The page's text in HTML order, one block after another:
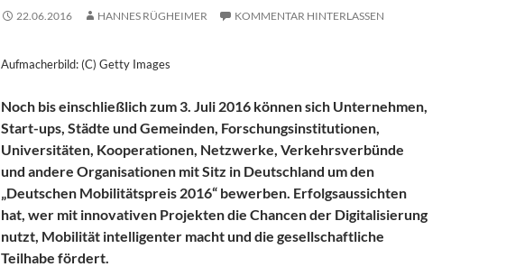
22.06.2016 HANNES RÜGHEIMER KOMMENTAR HINTERLASSEN
Aufmacherbild: (C) Getty Images
Noch bis einschließlich zum 3. Juli 2016 können sich Unternehmen,
Start-ups, Städte und Gemeinden, Forschungsinstitutionen,
Universitäten, Kooperationen, Netzwerke, Verkehrsverbünde
und andere Organisationen mit Sitz in Deutschland um den
„Deutschen Mobilitätspreis 2016“ bewerben. Erfolgsaussichten
hat, wer mit innovativen Projekten die Chancen der Digitalisierung
nutzt, Mobilität intelligenter macht und die gesellschaftliche
Teilhabe fördert.